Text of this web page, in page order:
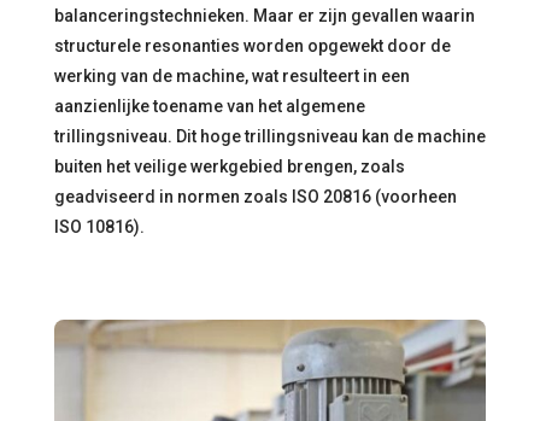
balanceringstechnieken. Maar er zijn gevallen waarin
structurele resonanties worden opgewekt door de
werking van de machine, wat resulteert in een
aanzienlijke toename van het algemene
trillingsniveau. Dit hoge trillingsniveau kan de machine
buiten het veilige werkgebied brengen, zoals
geadviseerd in normen zoals ISO 20816 (voorheen
ISO 10816).